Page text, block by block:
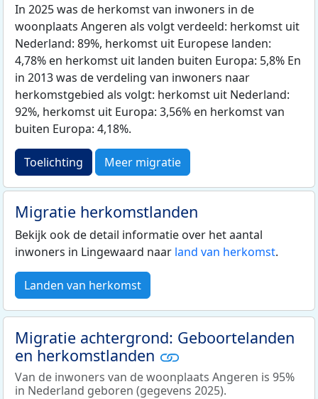
In 2025 was de herkomst van inwoners in de
woonplaats Angeren als volgt verdeeld: herkomst uit
Nederland: 89%, herkomst uit Europese landen:
4,78% en herkomst uit landen buiten Europa: 5,8% En
in 2013 was de verdeling van inwoners naar
herkomstgebied als volgt: herkomst uit Nederland:
92%, herkomst uit Europa: 3,56% en herkomst van
buiten Europa: 4,18%.
Toelichting Meer migratie
Migratie herkomstlanden
Bekijk ook de detail informatie over het aantal
inwoners in Lingewaard naar land van herkomst.
Landen van herkomst
Migratie achtergrond: Geboortelanden
en herkomstlanden
Van de inwoners van de woonplaats Angeren is 95%
in Nederland geboren (gegevens 2025).